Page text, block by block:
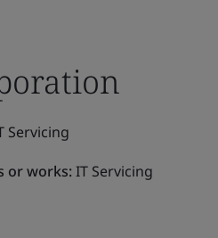
Servicing
or works:IT Servicing